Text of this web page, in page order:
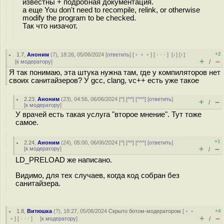
известны + подробная документация.
а еще You don't need to recompile, relink, or otherwise
modify the program to be checked.
Так что низачот.
1.7 ,Аноним (7), 18:26, 05/06/2024 [ответить] [ ﹢﹢﹢] [ · · ·][↓] [↑]
[к модератору]
+2
+ / –
Я так понимаю, эта штука нужна там, где у компиляторов нет
своих санитайзеров? У gcc, clang, vc++ есть уже такое
2.23 ,Аноним (23), 04:56, 06/06/2024 [^] [^^] [^^^] [ответить]
[к модератору] + / –
У врачей есть такая услуга "второе мнение". Тут тоже
самое.
2.24 ,Аноним (24), 05:00, 06/06/2024 [^] [^^] [^^^] [ответить]
[к модератору]
+1
+ / –
LD_PRELOAD же написано.
Видимо, для тех случаев, когда код собран без
санитайзера.
1.8 ,Витюшка (?), 18:27, 05/06/2024Скрыто ботом-модератором [ ﹢﹢
﹢ ] [ · · · ] [к модератору]
+4
+ / –